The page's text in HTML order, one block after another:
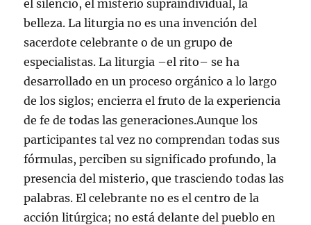
el silencio, el misterio supraindividual, la
belleza. La liturgia no es una invención del
sacerdote celebrante o de un grupo de
especialistas. La liturgia –el rito– se ha
desarrollado en un proceso orgánico a lo largo
de los siglos; encierra el fruto de la experiencia
de fe de todas las generaciones.Aunque los
participantes tal vez no comprendan todas sus
fórmulas, perciben su significado profundo, la
presencia del misterio, que trasciendo todas las
palabras. El celebrante no es el centro de la
acción litúrgica; no está delante del pueblo en